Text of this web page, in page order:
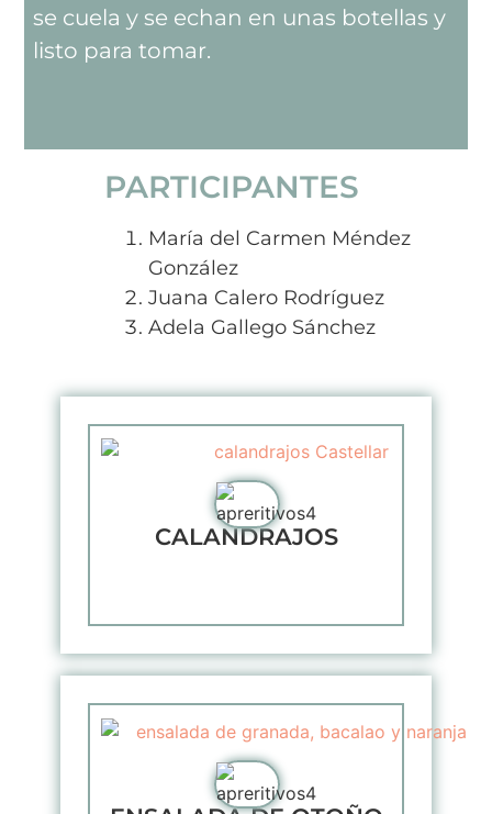
se cuela y se echan en unas botellas y
listo para tomar.
PARTICIPANTES
María del Carmen Méndez
González
Juana Calero Rodríguez
Adela Gallego Sánchez
CALANDRAJOS